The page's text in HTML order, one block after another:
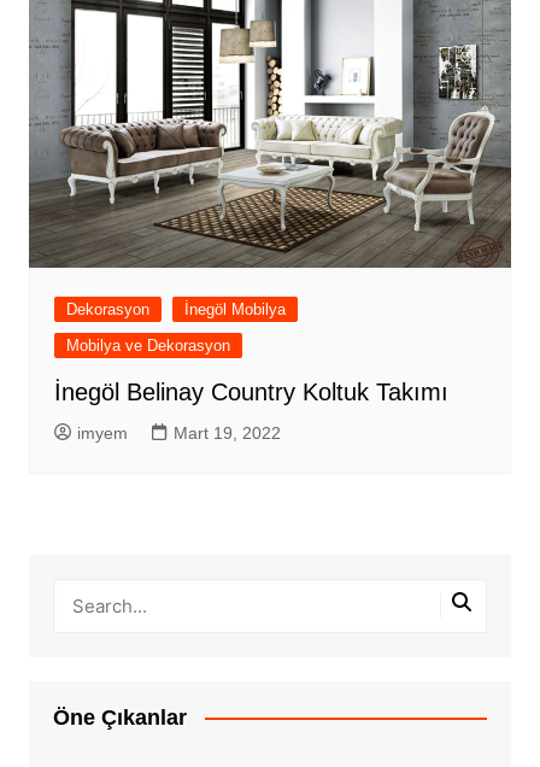
Dekorasyon
İnegöl Mobilya
Mobilya ve Dekorasyon
İnegöl Belinay Country Koltuk Takımı
imyem Mart 19, 2022
Öne Çıkanlar